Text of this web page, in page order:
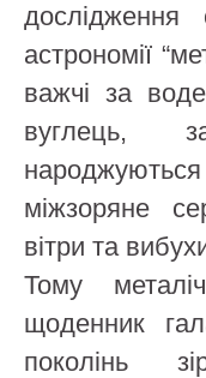
дослідження
астрономії
важчі за
вуглець,
народжуються
міжзоряне
вітри та
Тому
щоденник
поколінь